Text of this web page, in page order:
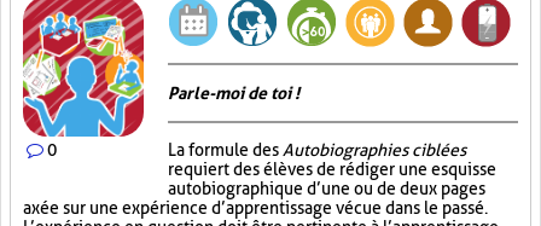
0
Parle-moi de toi !
La formule des Autobiographies ciblées
requiert des élèves de rédiger une esquisse
autobiographique d’une ou de deux pages
axée sur une expérience d’apprentissage vécue dans le passé.